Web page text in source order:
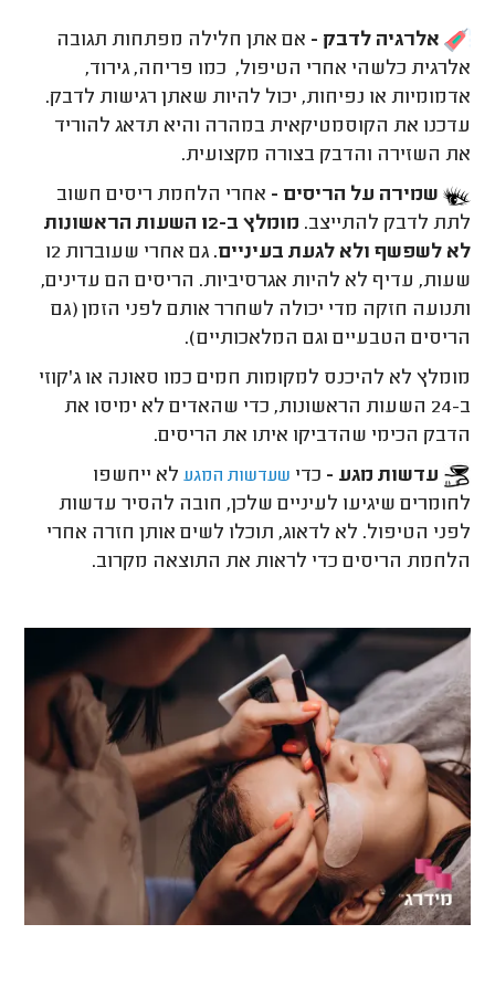
אלרגיה לדבק - אם אתן חלילה מפתחות תגובה
אלרגית כלשהי אחרי הטיפול, כמו פריחה, גירוד,
אדמומיות או נפיחות, יכול להיות שאתן רגישות לדבק.
עדכנו את הקוסמטיקאית במהרה והיא תדאג להוריד
את השזירה והדבק בצורה מקצועית.
שמירה על הריסים - אחרי הלחמת ריסים חשוב
לתת לדבק להתייצב.
מומלץ ב-12 השעות הראשונות
לא לשפשף ולא לגעת בעיניים.
גם אחרי שעוברות 12
שעות, עדיף לא להיות אגרסיביות. הריסים הם עדינים,
ותנועה חזקה מדי יכולה לשחרר אותם לפני הזמן (גם
הריסים הטבעיים וגם המלאכותיים).
מומלץ לא להיכנס למקומות חמים כמו סאונה או ג'קוזי
ב-24 השעות הראשונות, כדי שהאדים לא ימיסו את
הדבק הכימי שהדביקו איתו את הריסים.
עדשות מגע - כדי שעדשות המגע לא ייחשפו
לחומרים שיגיעו לעיניים שלכן, חובה להסיר עדשות
לפני הטיפול. לא לדאוג, תוכלו לשים אותן חזרה אחרי
הלחמת הריסים כדי לראות את התוצאה מקרוב.